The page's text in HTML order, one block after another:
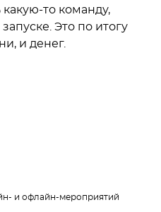
то команду,
Это по итогу
и денег.
и офлайн-мероприятий